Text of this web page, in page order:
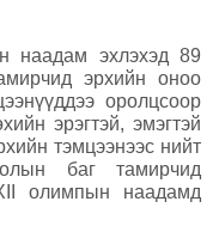
наадам эхлэхэд 89
эрхийн оноо
оролцсоор
эрэгтэй, эмэгтэй
тэмцээнээс нийт
баг тамирчид
олимпын наадамд